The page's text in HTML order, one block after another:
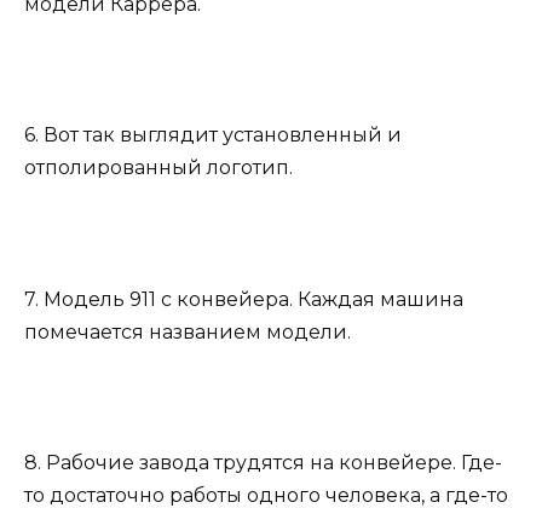
6. Вот так выглядит установленный и
отполированный логотип.
7. Модель 911 с конвейера. Каждая машина
помечается названием модели.
8. Рабочие завода трудятся на конвейере. Где-
то достаточно работы одного человека, а где-то